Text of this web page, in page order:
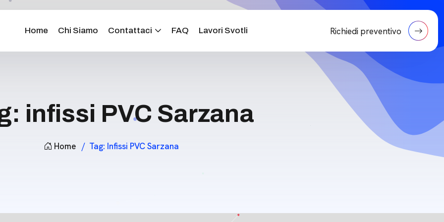
Home Chi Siamo Contattaci FAQ Lavori Svotli Richiedi preventivo
infissi PVC Sarzana
Home Tag: Infissi PVC Sarzana